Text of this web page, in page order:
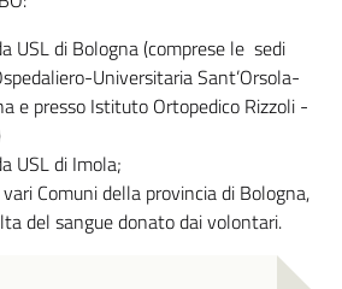
USL di Bologna (comprese le sedi
Universitaria Sant’Orsola-
e presso Istituto Ortopedico Rizzoli -
USL di Imola;
Comuni della provincia di Bologna,
del sangue donato dai volontari.